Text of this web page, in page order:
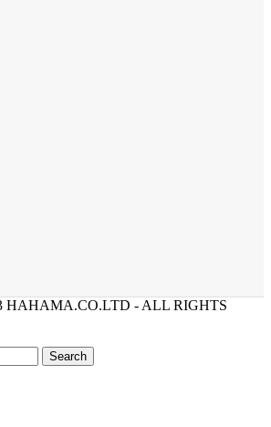
HAHAMA.CO.LTD - ALL RIGHTS
Search